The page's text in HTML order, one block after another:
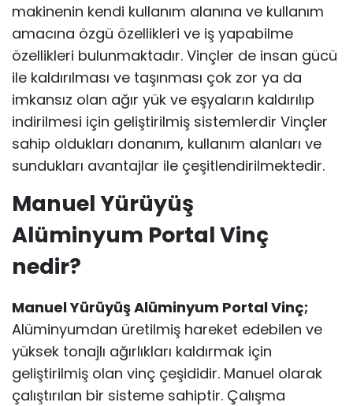
makinenin kendi kullanım alanına ve kullanım
amacına özgü özellikleri ve iş yapabilme
özellikleri bulunmaktadır. Vinçler de insan gücü
ile kaldırılması ve taşınması çok zor ya da
imkansız olan ağır yük ve eşyaların kaldırılıp
indirilmesi için geliştirilmiş sistemlerdir Vinçler
sahip oldukları donanım, kullanım alanları ve
sundukları avantajlar ile çeşitlendirilmektedir.
Manuel Yürüyüş
Alüminyum Portal Vinç
nedir?
Manuel Yürüyüş Alüminyum Portal Vinç;
Alüminyumdan üretilmiş hareket edebilen ve
yüksek tonajlı ağırlıkları kaldırmak için
geliştirilmiş olan vinç çeşididir. Manuel olarak
çalıştırılan bir sisteme sahiptir. Çalışma